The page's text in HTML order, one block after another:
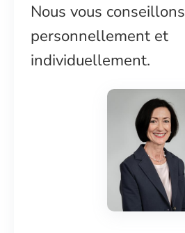
Nous vous conseillons
personnellement et
individuellement.